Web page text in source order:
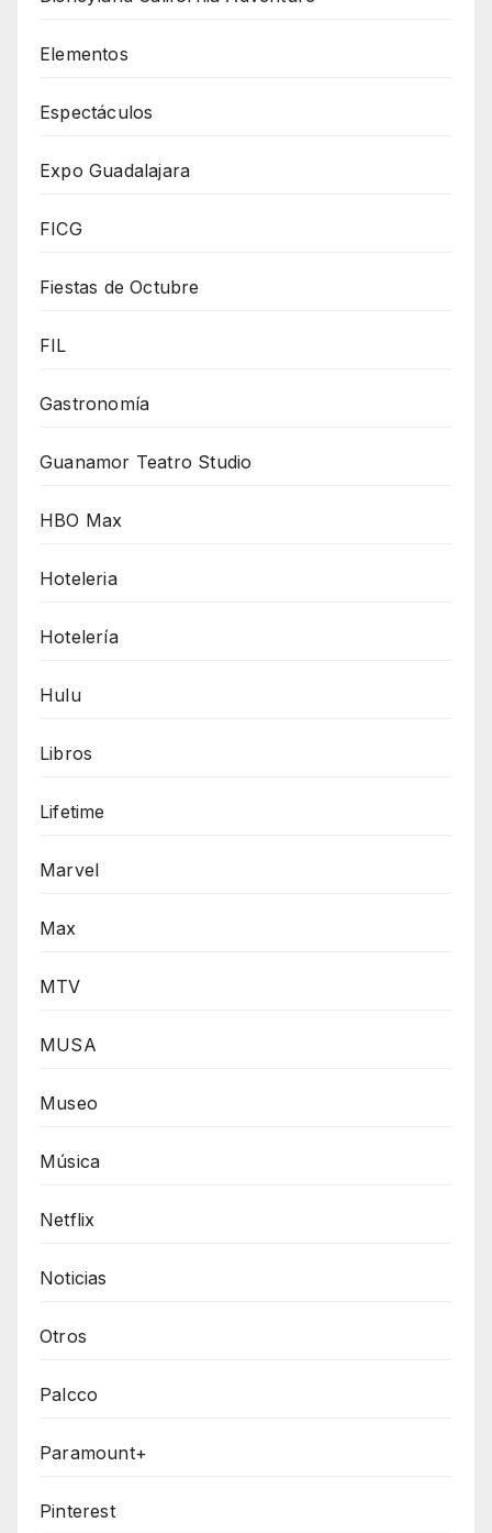
Elementos
Espectáculos
Expo Guadalajara
FICG
Fiestas de Octubre
FIL
Gastronomía
Guanamor Teatro Studio
HBO Max
Hoteleria
Hotelería
Hulu
Libros
Lifetime
Marvel
Max
MTV
MUSA
Museo
Música
Netflix
Noticias
Otros
Palcco
Paramount+
Pinterest